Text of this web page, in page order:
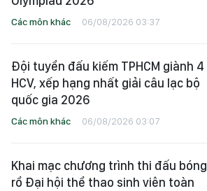
Các môn khác 06/08/2026 03:37
Đội tuyển đấu kiếm TPHCM giành 4
HCV, xếp hạng nhất giải câu lạc bộ
quốc gia 2026
Các môn khác 06/08/2026 03:07
Khai mạc chương trình thi đấu bóng
rổ Đại hội thể thao sinh viên toàn